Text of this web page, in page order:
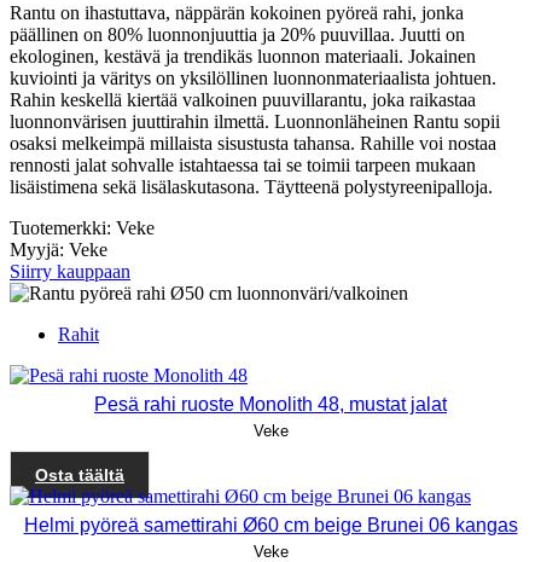
Rantu on ihastuttava, näppärän kokoinen pyöreä rahi, jonka
päällinen on 80% luonnonjuuttia ja 20% puuvillaa. Juutti on
ekologinen, kestävä ja trendikäs luonnon materiaali. Jokainen
kuviointi ja väritys on yksilöllinen luonnonmateriaalista johtuen.
Rahin keskellä kiertää valkoinen puuvillarantu, joka raikastaa
luonnonvärisen juuttirahin ilmettä. Luonnonläheinen Rantu sopii
osaksi melkeimpä millaista sisustusta tahansa. Rahille voi nostaa
rennosti jalat sohvalle istahtaessa tai se toimii tarpeen mukaan
lisäistimena sekä lisälaskutasona. Täytteenä polystyreenipalloja.
Tuotemerkki: Veke
Myyjä: Veke
Siirry kauppaan
Rahit
Pesä rahi ruoste Monolith 48, mustat jalat
Veke
Osta täältä
Helmi pyöreä samettirahi Ø60 cm beige Brunei 06 kangas
Veke